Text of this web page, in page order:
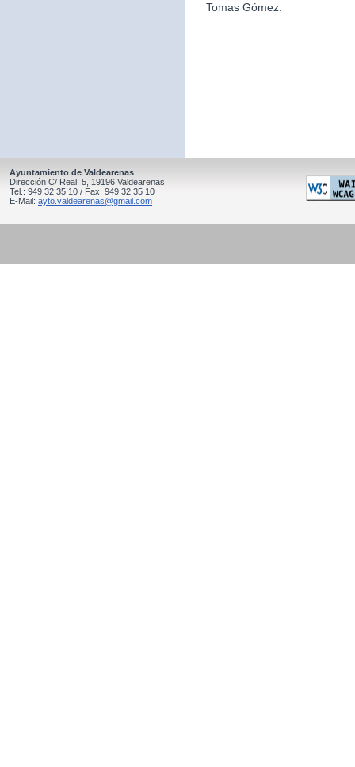
Tomas Gómez.
Ayuntamiento de Valdearenas
Dirección C/ Real, 5, 19196 Valdearenas
Tel.: 949 32 35 10 / Fax: 949 32 35 10
E-Mail: ayto.valdearenas@gmail.com